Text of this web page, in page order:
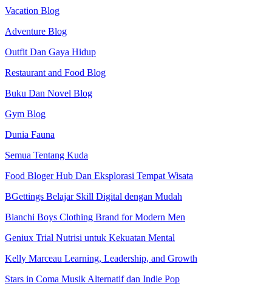
Vacation Blog
Adventure Blog
Outfit Dan Gaya Hidup
Restaurant and Food Blog
Buku Dan Novel Blog
Gym Blog
Dunia Fauna
Semua Tentang Kuda
Food Bloger Hub Dan Eksplorasi Tempat Wisata
BGettings Belajar Skill Digital dengan Mudah
Bianchi Boys Clothing Brand for Modern Men
Geniux Trial Nutrisi untuk Kekuatan Mental
Kelly Marceau Learning, Leadership, and Growth
Stars in Coma Musik Alternatif dan Indie Pop